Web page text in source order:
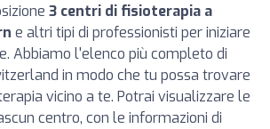
3 centri di fisioterapia a
e altri tipi di professionisti per iniziare
Abbiamo l'elenco più completo di
in modo che tu possa trovare
vicino a te. Potrai visualizzare le
centro, con le informazioni di